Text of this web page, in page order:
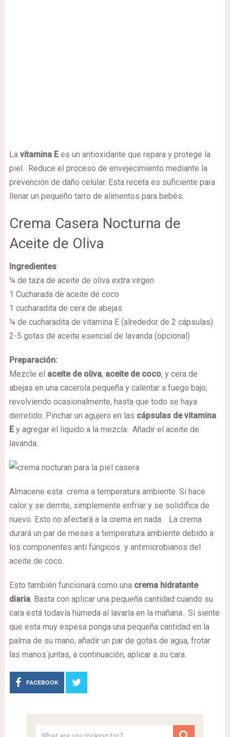
La vitamina Ees un antioxidante que repara y protege la
piel. Reduce el proceso de envejecimiento mediante la
prevención de daño celular. Esta receta es suficiente para
llenar un pequeño tarro de alimentos para bebés.
Crema Casera Nocturna de
Aceite de Oliva
Ingredientes:
¼ de taza de aceite de oliva extra virgen
1 Cucharada de aceite de coco
1 cucharadita de cera de abejas
¼ de cucharadita de vitamina E (alrededor de 2 cápsulas)
2-5 gotas de aceite esencial de lavanda (opcional)
Preparación:
Mezcle el aceite de oliva, aceite de coco, y cera de
abejas en una cacerola pequeña y calentar a fuego bajo,
revolviendo ocasionalmente, hasta que todo se haya
derretido. Pinchar un agujero en las cápsulas de vitamina
Ey agregar el liquido a la mezcla. Añadir el aceite de
lavanda.
Almacene esta crema a temperatura ambiente. Si hace
calor y se derrite, simplemente enfriar y se solidifica de
nuevo. Esto no afectará a la crema en nada. La crema
durará un par de meses a temperatura ambiente debido a
los componentes anti fúngicos y antimicrobianos del
aceite de coco.
Esto también funcionará como una crema hidratante
diaria. Basta con aplicar una pequeña cantidad cuando su
cara está todavía húmeda al lavarla en la mañana. Si siente
que esta muy espesa ponga una pequeña cantidad en la
palma de su mano, añadir un par de gotas de agua, frotar
las manos juntas, a continuación, aplicar a su cara.
FACEBOOK